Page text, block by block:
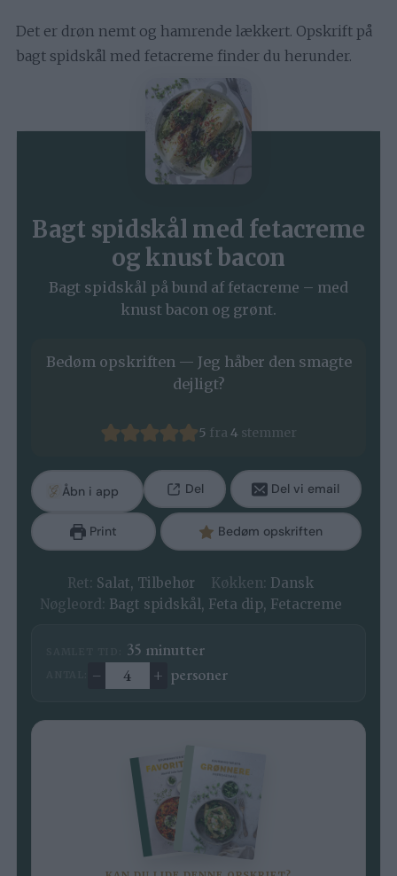
Det er drøn nemt og hamrende lækkert. Opskrift på
bagt spidskål med fetacreme finder du herunder.
Bagt spidskål med fetacreme
og knust bacon
Bagt spidskål på bund af fetacreme – med
knust bacon og grønt.
Bedøm opskriften — Jeg håber den smagte
dejligt?
5 fra 4 stemmer
Åbn i app Del Del vi email
Print Bedøm opskriften
Ret: Salat, Tilbehør Køkken: Dansk
Nøgleord: Bagt spidskål, Feta dip, Fetacreme
35minutter
minutter
Ændre antal
– + personer